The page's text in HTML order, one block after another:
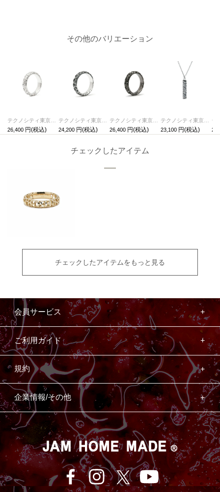
その他のバリエーション
26,400
24,200
26,400
23,100
チェックしたアイテム
チェックしたアイテムをもっと見る
会員サービス
ご利用ガイド
規約
企業情報/その他